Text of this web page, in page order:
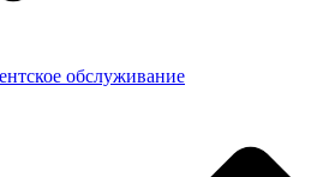
обслуживание